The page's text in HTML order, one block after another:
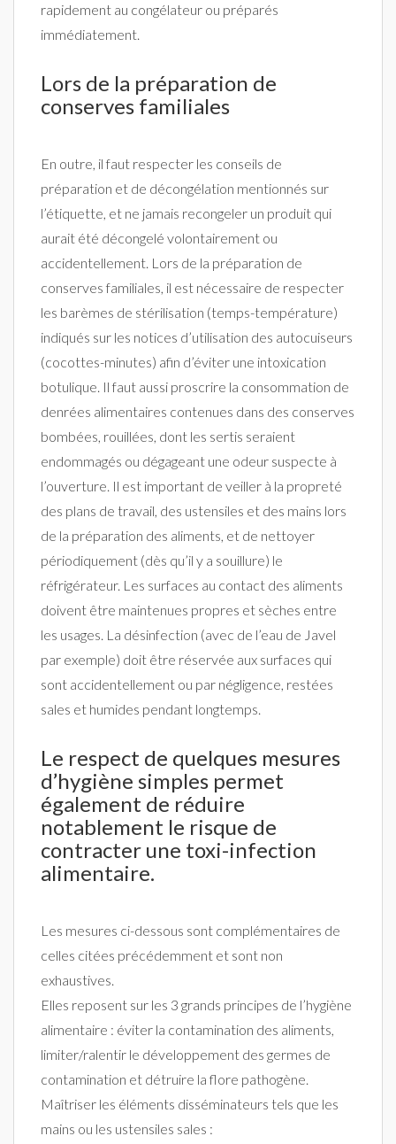
rapidement au congélateur ou préparés
immédiatement.
Lors de la préparation de
conserves familiales
En outre, il faut respecter les conseils de
préparation et de décongélation mentionnés sur
l’étiquette, et ne jamais recongeler un produit qui
aurait été décongelé volontairement ou
accidentellement. Lors de la préparation de
conserves familiales, il est nécessaire de respecter
les barèmes de stérilisation (temps-température)
indiqués sur les notices d’utilisation des autocuiseurs
(cocottes-minutes) afin d’éviter une intoxication
botulique. Il faut aussi proscrire la consommation de
denrées alimentaires contenues dans des conserves
bombées, rouillées, dont les sertis seraient
endommagés ou dégageant une odeur suspecte à
l’ouverture. Il est important de veiller à la propreté
des plans de travail, des ustensiles et des mains lors
de la préparation des aliments, et de nettoyer
périodiquement (dès qu’il y a souillure) le
réfrigérateur. Les surfaces au contact des aliments
doivent être maintenues propres et sèches entre
les usages. La désinfection (avec de l’eau de Javel
par exemple) doit être réservée aux surfaces qui
sont accidentellement ou par négligence, restées
sales et humides pendant longtemps.
Le respect de quelques mesures
d’hygiène simples permet
également de réduire
notablement le risque de
contracter une toxi-infection
alimentaire.
Les mesures ci-dessous sont complémentaires de
celles citées précédemment et sont non
exhaustives.
Elles reposent sur les 3 grands principes de l’hygiène
alimentaire : éviter la contamination des aliments,
limiter/ralentir le développement des germes de
contamination et détruire la flore pathogène.
Maîtriser les éléments disséminateurs tels que les
mains ou les ustensiles sales :